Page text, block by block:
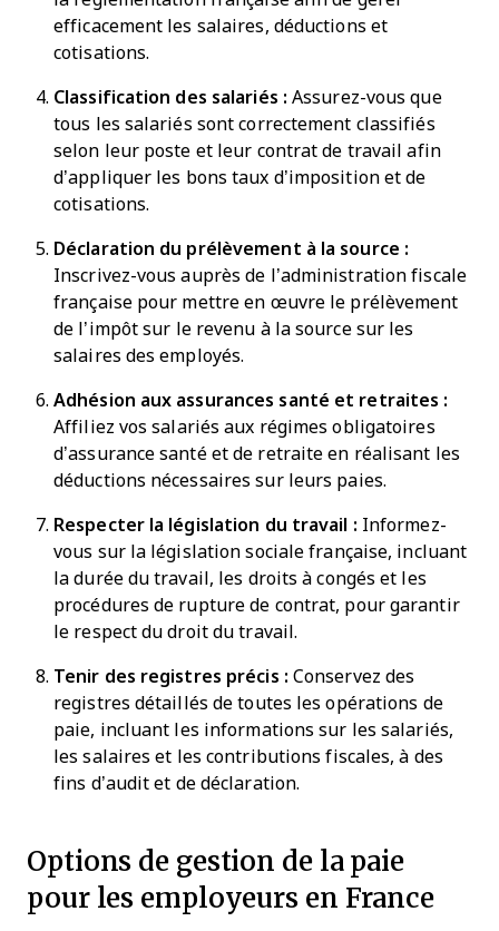
efficacement les salaires, déductions et
cotisations.
Classification des salariés :Assurez-vous que
tous les salariés sont correctement classifiés
selon leur poste et leur contrat de travail afin
d’appliquer les bons taux d’imposition et de
cotisations.
Déclaration du prélèvement à la source :
Inscrivez-vous auprès de l’administration fiscale
française pour mettre en œuvre le prélèvement
de l’impôt sur le revenu à la source sur les
salaires des employés.
Adhésion aux assurances santé et retraites :
Affiliez vos salariés aux régimes obligatoires
d’assurance santé et de retraite en réalisant les
déductions nécessaires sur leurs paies.
Respecter la législation du travail : Informez-
vous sur la législation sociale française, incluant
la durée du travail, les droits à congés et les
procédures de rupture de contrat, pour garantir
le respect du droit du travail.
Tenir des registres précis : Conservez des
registres détaillés de toutes les opérations de
paie, incluant les informations sur les salariés,
les salaires et les contributions fiscales, à des
fins d’audit et de déclaration.
Options de gestion de la paie
pour les employeurs en France